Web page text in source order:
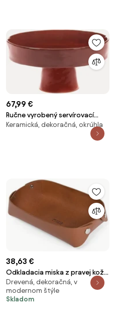
67,99 €
Ručne vyrobený servírovací
tanier La Mère
Keramická, dekoračná, okrúhla
38,63 €
Odkladacia miska z pravej kože
Rove, hnedá
Drevená, dekoračná, v
modernom štýle
Skladom